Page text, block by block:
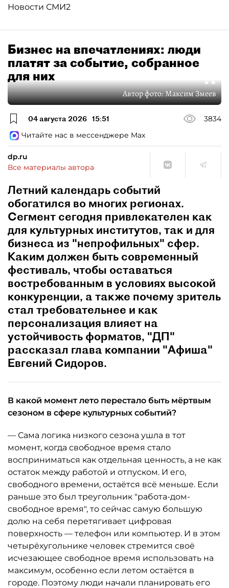
Новости СМИ2
Бизнес на впечатлениях: люди
платят за событие, собранное
для них
Автор фото:Максим Змеев
04 августа 2026 15:51
3834
Читайте нас в мессенджере Max
dp.ru
Все материалы автора
Летний календарь событий
обогатился во многих регионах.
Сегмент сегодня привлекателен как
для культурных институтов, так и для
бизнеса из "непрофильных" сфер.
Каким должен быть современный
фестиваль, чтобы оставаться
востребованным в условиях высокой
конкуренции, а также почему зритель
стал требовательнее и как
персонализация влияет на
устойчивость форматов, "ДП"
рассказал глава компании "Афиша"
Евгений Сидоров.
В какой момент лето перестало быть мёртвым
сезоном в сфере культурных событий?
— Сама логика низкого сезона ушла в тот
момент, когда свободное время стало
восприниматься как отдельная ценность, а не как
остаток между работой и отпуском. И его,
свободного времени, остаётся всё меньше. Если
раньше это был треугольник "работа-дом-
свободное время", то сейчас самую большую
долю на себя перетягивает цифровая
поверхность — телефон или компьютер. И в этом
четырёхугольнике человек стремится своё
исчезающее свободное время использовать на
максимум, особенно если летом остаётся в
городе. Поэтому люди начали планировать его